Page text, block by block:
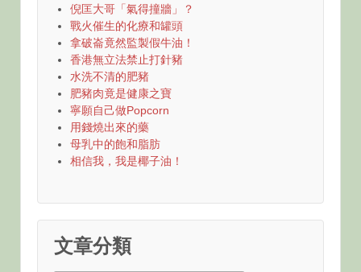
倪匡大哥「氣得撞牆」？
戰火催生的化療和罐頭
拿破崙竟然監製假牛油！
香港無立法禁止打針豬
水洗不清的肥豬
肥豬肉竟是健康之寶
寧願自己做Popcorn
用錢燒出來的藥
母乳中的飽和脂肪
相信我，我是椰子油！
文章分類